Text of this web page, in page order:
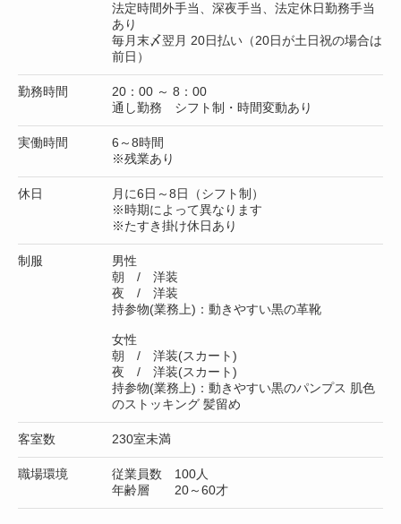
法定時間外手当、深夜手当、法定休日勤務手当
あり
毎月末〆翌月 20日払い（20日が土日祝の場合は
前日）
勤務時間
20：00 ～ 8：00
通し勤務 シフト制・時間変動あり
実働時間
6～8時間
※残業あり
休日
月に6日～8日（シフト制）
※時期によって異なります
※たすき掛け休日あり
制服
男性
朝 / 洋装
夜 / 洋装
持参物(業務上)：動きやすい黒の革靴
女性
朝 / 洋装(スカート)
夜 / 洋装(スカート)
持参物(業務上)：動きやすい黒のパンプス 肌色
のストッキング 髪留め
客室数 230室未満
職場環境
従業員数 100人
年齢層 20～60才